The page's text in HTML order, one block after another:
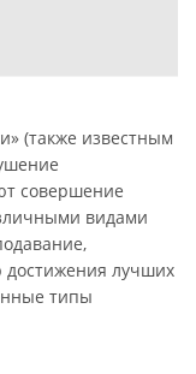
(также известным
совершение
видами
достижения лучших
типы